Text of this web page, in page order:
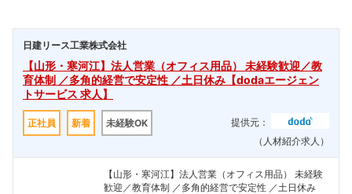
日建リース工業株式会社
【山形・寒河江】法人営業（オフィス用品） 未経験歓迎／教
育体制 ／多角的経営で安定性 ／土日休み【dodaエージェン
トサービス 求人】
正社員 新着 未経験OK
提供元：
（人材紹介求人）
【山形・寒河江】法人営業（オフィス用品） 未経験
歓迎／教育体制 ／多角的経営で安定性 ／土日休み